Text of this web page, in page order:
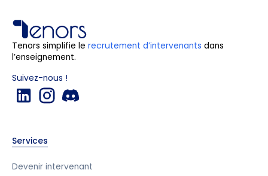
Tenors simplifie le recrutement d’intervenants dans
l’enseignement.
Suivez-nous !
Services
Devenir intervenant